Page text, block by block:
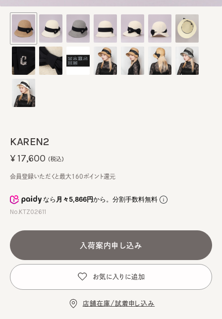
KAREN2
なら月々5,866円から。分割手数料無料
No.KTZ02611
¥17,600 (税込)
会員登録いただくと最大160ポイント還元
入荷案内申し込み
お気に入りに追加
店舗在庫/試着申し込み